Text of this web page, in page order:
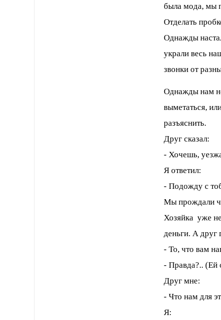
была мода, мы
Отделать
Однажды
украли весь
звонки от
Однажды нам
выметаться,
разъяснить.
Друг сказал:
- Хочешь,
Я ответил:
- Подожду с
Мы прождали
Хозяйка уже
деньги. А друг
- То, что вам
- Правда?.. (Ей
Друг мне:
- Что нам для
Я: